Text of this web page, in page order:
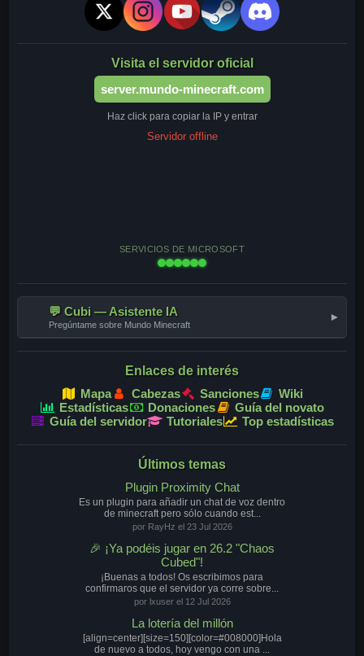
Visita el servidor oficial
server.mundo-minecraft.com
Haz click para copiar la IP y entrar
Servidor offline
SERVICIOS DE MICROSOFT
💬 Cubi — Asistente IA
Pregúntame sobre Mundo Minecraft
▾
Enlaces de interés
Mapa
Cabezas Sanciones
Wiki
Estadísticas
Donaciones
Guía del novato
Guía del servidor
Tutoriales Top estadísticas
Últimos temas
Plugin Proximity Chat
Es un plugin para añadir un chat de voz dentro
de minecraft pero sólo cuando est...
por RayHz el 23 Jul 2026
🎉 ¡Ya podéis jugar en 26.2 "Chaos
Cubed"!
¡Buenas a todos! Os escribimos para
confirmaros que el servidor ya corre sobre...
por lxuser el 12 Jul 2026
La lotería del millón
[align=center][size=150][color=#008000]Hola
de nuevo a todos, hoy vengo con una ...